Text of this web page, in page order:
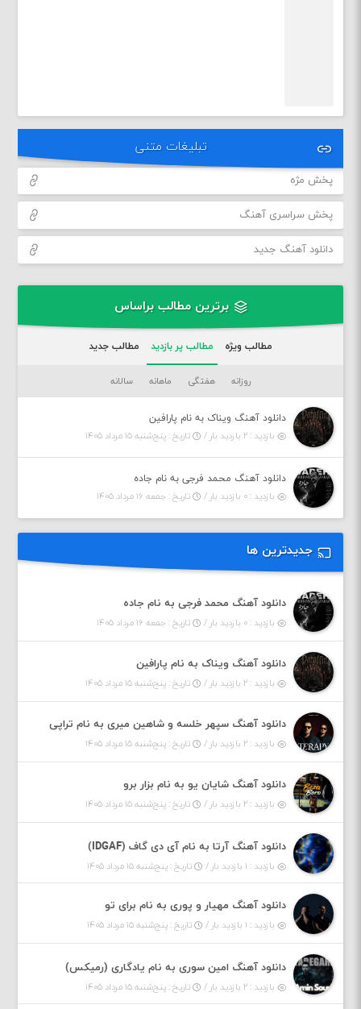
تبلیغات متنی
پخش مژه
پخش سراسری آهنگ
دانلود آهنگ جدید
برترین مطالب براساس
مطالب ویژه مطالب پر بازدید مطالب جدید
روزانه هفتگی ماهانه سالانه
دانلود آهنگ ویناک به نام پارافین
بازدید : ۲ بازدید بار /
تاریخ : پنج‌شنبه ۱۵ مرداد ۱۴۰۵
دانلود آهنگ محمد فرجی به نام جاده
بازدید : ۰ بازدید بار /
تاریخ : جمعه ۱۶ مرداد ۱۴۰۵
جدیدترین ها
دانلود آهنگ محمد فرجی به نام جاده
بازدید : ۰ بازدید بار / تاریخ : جمعه ۱۶ مرداد ۱۴۰۵
دانلود آهنگ ویناک به نام پارافین
بازدید : ۲ بازدید بار / تاریخ : پنج‌شنبه ۱۵ مرداد ۱۴۰۵
دانلود آهنگ سپهر خلسه و شاهین میری به نام تراپی
بازدید : ۲ بازدید بار / تاریخ : پنج‌شنبه ۱۵ مرداد ۱۴۰۵
دانلود آهنگ شایان یو به نام بزار برو
بازدید : ۲ بازدید بار / تاریخ : پنج‌شنبه ۱۵ مرداد ۱۴۰۵
دانلود آهنگ آرتا به نام آی دی گاف (IDGAF)
بازدید : ۱ بازدید بار / تاریخ : پنج‌شنبه ۱۵ مرداد ۱۴۰۵
دانلود آهنگ مهیار و پوری به نام برای تو
بازدید : ۱ بازدید بار / تاریخ : پنج‌شنبه ۱۵ مرداد ۱۴۰۵
دانلود آهنگ امین سوری به نام یادگاری (رمیکس)
بازدید : ۲ بازدید بار / تاریخ : پنج‌شنبه ۱۵ مرداد ۱۴۰۵